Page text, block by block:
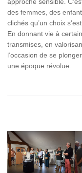
approche sensible.
des femmes, des
clichés qu’un choix
En donnant vie à
transmises, en
l’occasion de se
une époque révolue.